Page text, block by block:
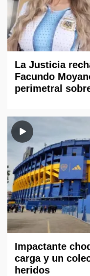
La Justicia
Facundo
perimetral
Impactante
carga y un
heridos